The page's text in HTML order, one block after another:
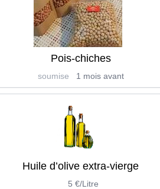
Pois-chiches
soumise 1 mois avant
Huile d’olive extra-vierge
5 €/Litre